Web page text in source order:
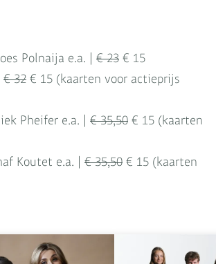
Polnaija e.a. | € 23 € 15
€ 32 € 15 (kaarten voor actieprijs
Pheifer e.a. | € 35,50 € 15 (kaarten
Koutet e.a. | € 35,50 € 15 (kaarten